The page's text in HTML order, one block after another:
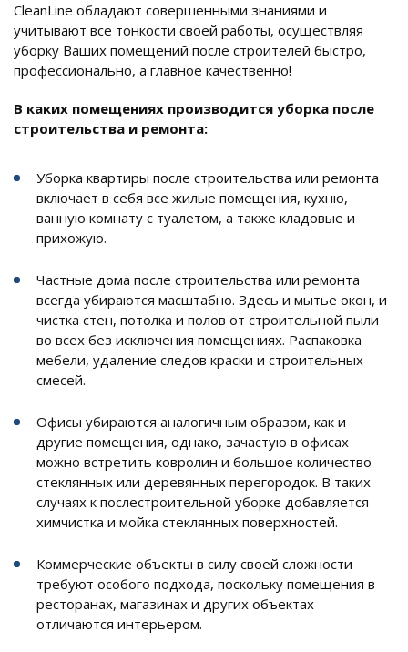
CleanLine обладают совершенными знаниями и
учитывают все тонкости своей работы, осуществляя
уборку Ваших помещений после строителей быстро,
профессионально, а главное качественно!
В каких помещениях производится уборка после
строительства и ремонта:
Уборка квартиры после строительства или ремонта
включает в себя все жилые помещения, кухню,
ванную комнату с туалетом, а также кладовые и
прихожую.
Частные дома после строительства или ремонта
всегда убираются масштабно. Здесь и мытье окон, и
чистка стен, потолка и полов от строительной пыли
во всех без исключения помещениях. Распаковка
мебели, удаление следов краски и строительных
смесей.
Офисы убираются аналогичным образом, как и
другие помещения, однако, зачастую в офисах
можно встретить ковролин и большое количество
стеклянных или деревянных перегородок. В таких
случаях к послестроительной уборке добавляется
химчистка и мойка стеклянных поверхностей.
Коммерческие объекты в силу своей сложности
требуют особого подхода, поскольку помещения в
ресторанах, магазинах и других объектах
отличаются интерьером.